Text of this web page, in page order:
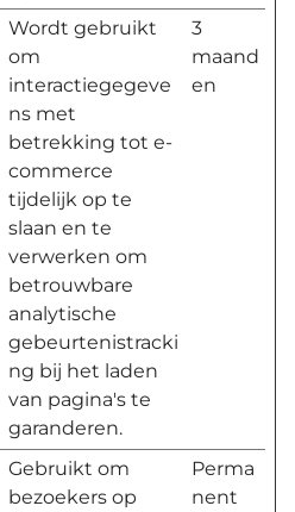
Wordt gebruikt
om
interactiegegeve
ns met
betrekking tot e-
commerce
tijdelijk op te
slaan en te
verwerken om
betrouwbare
analytische
gebeurtenistracki
ng bij het laden
van pagina's te
garanderen.
3
maand
en
Gebruikt om
bezoekers op
Perma
nent